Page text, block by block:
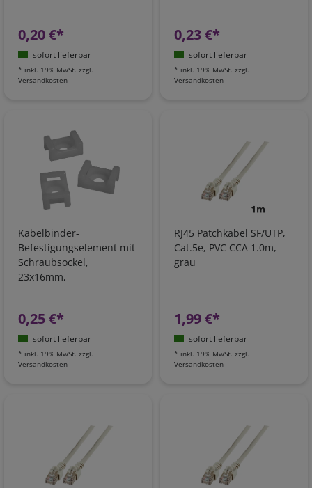
4,6mm
0,20 €*
sofort lieferbar
* inkl. 19% MwSt. zzgl.
Versandkosten
8mm
0,23 €*
sofort lieferbar
* inkl. 19% MwSt. zzgl.
Versandkosten
Kabelbinder-
Befestigungselement mit
Schraubsockel,
23x16mm,
0,25 €*
sofort lieferbar
* inkl. 19% MwSt. zzgl.
Versandkosten
RJ45 Patchkabel SF/UTP,
Cat.5e, PVC CCA 1.0m,
grau
1,99 €*
sofort lieferbar
* inkl. 19% MwSt. zzgl.
Versandkosten